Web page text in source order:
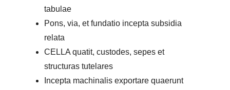
tabulae
Pons, via, et fundatio incepta subsidia
relata
CELLA quatit, custodes, sepes et
structuras tutelares
Incepta machinalis exportare quaerunt